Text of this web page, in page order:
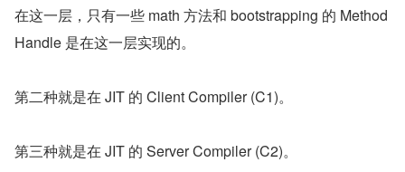
在这一层，只有一些 math 方法和 bootstrapping 的 Method
Handle 是在这一层实现的。
第二种就是在 JIT 的 Client Compiler (C1)。
第三种就是在 JIT 的 Server Compiler (C2)。